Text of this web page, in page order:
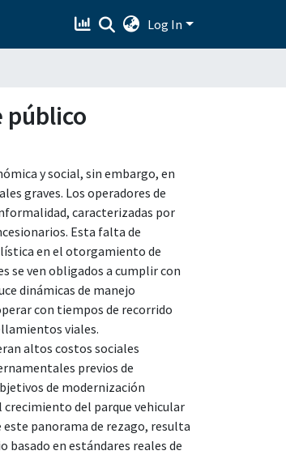
Log In
y social, sin embargo, en
graves. Los operadores de
caracterizadas por
Esta falta de
en el otorgamiento de
se ven obligados a cumplir con
dinámicas de manejo
con tiempos de recorrido
viales.
altos costos sociales
previos de
de modernización
del parque vehicular
panorama de rezago, resulta
en estándares reales de